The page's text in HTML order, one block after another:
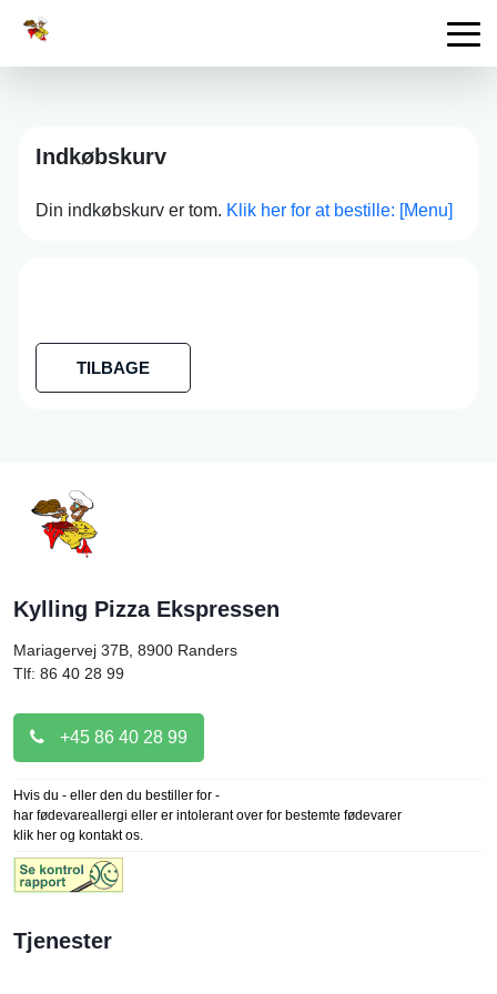
Indkøbskurv
Din indkøbskurv er tom. Klik her for at bestille: [Menu]
TILBAGE
Kylling Pizza Ekspressen
Mariagervej 37B, 8900 Randers
Tlf: 86 40 28 99
+45 86 40 28 99
Hvis du - eller den du bestiller for -
har fødevareallergi eller er intolerant over for bestemte fødevarer
klik her og kontakt os.
Tjenester